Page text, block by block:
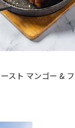
スト マンゴー &